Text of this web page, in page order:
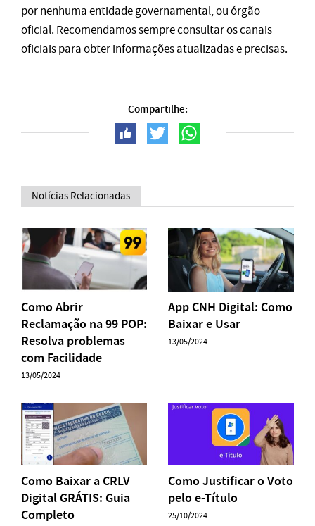
por nenhuma entidade governamental, ou órgão
oficial. Recomendamos sempre consultar os canais
oficiais para obter informações atualizadas e precisas.
Compartilhe:
Notícias Relacionadas
Como Abrir
Reclamação na 99 POP:
Resolva problemas
com Facilidade
13/05/2024
App CNH Digital: Como
Baixar e Usar
13/05/2024
Como Baixar a CRLV
Digital GRÁTIS: Guia
Completo
Como Justificar o Voto
pelo e-Título
25/10/2024